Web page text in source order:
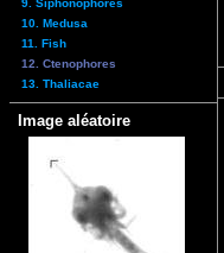
10. Medusa
11. Fish
12. Ctenophores
13. Thaliacae
Image aléatoire